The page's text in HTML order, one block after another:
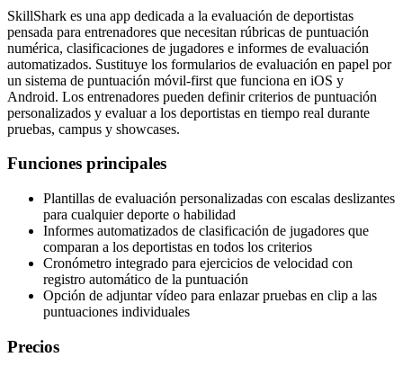
SkillShark es una app dedicada a la evaluación de deportistas
pensada para entrenadores que necesitan rúbricas de puntuación
numérica, clasificaciones de jugadores e informes de evaluación
automatizados. Sustituye los formularios de evaluación en papel por
un sistema de puntuación móvil-first que funciona en iOS y
Android. Los entrenadores pueden definir criterios de puntuación
personalizados y evaluar a los deportistas en tiempo real durante
pruebas, campus y showcases.
Funciones principales
Plantillas de evaluación personalizadas con escalas deslizantes
para cualquier deporte o habilidad
Informes automatizados de clasificación de jugadores que
comparan a los deportistas en todos los criterios
Cronómetro integrado para ejercicios de velocidad con
registro automático de la puntuación
Opción de adjuntar vídeo para enlazar pruebas en clip a las
puntuaciones individuales
Precios